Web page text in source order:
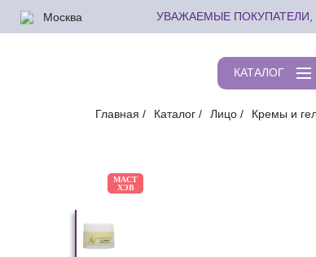
УВАЖАЕМЫЕ
Москва
КАТАЛОГ
Главная Каталог Лицо Кремы и
МАСТ
ХЭВ